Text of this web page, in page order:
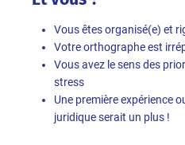
Vous êtes organisé(e) et
Votre orthographe est
Vous avez le sens des
stress
Une première expérience
juridique serait un plus !